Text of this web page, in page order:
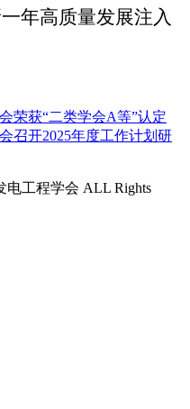
年高质量发展注入
荣获“二类学会A等”认定
召开2025年度工作计划研
电工程学会 ALL Rights